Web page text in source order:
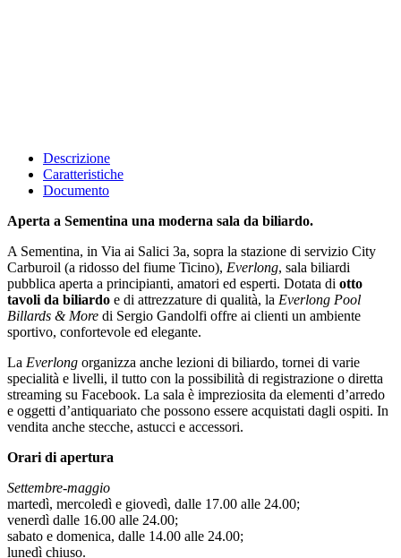
Descrizione
Caratteristiche
Documento
Aperta a Sementina una moderna sala da biliardo.
A Sementina, in Via ai Salici 3a, sopra la stazione di servizio City
Carburoil (a ridosso del fiume Ticino), Everlong, sala biliardi
pubblica aperta a principianti, amatori ed esperti. Dotata di otto
tavoli da biliardo e di attrezzature di qualità, la Everlong Pool
Billards & More di Sergio Gandolfi offre ai clienti un ambiente
sportivo, confortevole ed elegante.
La Everlong organizza anche lezioni di biliardo, tornei di varie
specialità e livelli, il tutto con la possibilità di registrazione o diretta
streaming su Facebook. La sala è impreziosita da elementi d’arredo
e oggetti d’antiquariato che possono essere acquistati dagli ospiti. In
vendita anche stecche, astucci e accessori.
Orari di apertura
Settembre-maggio
martedì, mercoledì e giovedì, dalle 17.00 alle 24.00;
venerdì dalle 16.00 alle 24.00;
sabato e domenica, dalle 14.00 alle 24.00;
lunedì chiuso.